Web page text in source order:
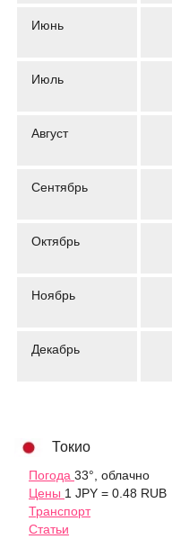
Июнь
Июль
Август
Сентябрь
Октябрь
Ноябрь
Декабрь
Токио
Погода 33°, облачно
Цены 1 JPY = 0.48 RUB
Транспорт
Статьи